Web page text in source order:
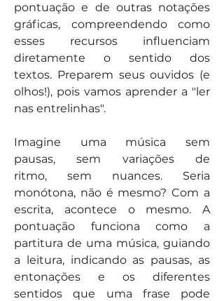
pontuação e de outras notações
gráficas, compreendendo como
esses recursos influenciam
diretamente o sentido dos
textos. Preparem seus ouvidos (e
olhos!), pois vamos aprender a "ler
nas entrelinhas".
Imagine uma música sem
pausas, sem variações de
ritmo, sem nuances. Seria
monótona, não é mesmo? Com a
escrita, acontece o mesmo. A
pontuação funciona como a
partitura de uma música, guiando
a leitura, indicando as pausas, as
entonações e os diferentes
sentidos que uma frase pode